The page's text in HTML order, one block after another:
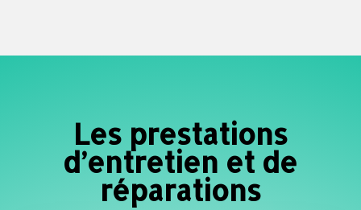
Les prestations
d’entretien et de
réparations